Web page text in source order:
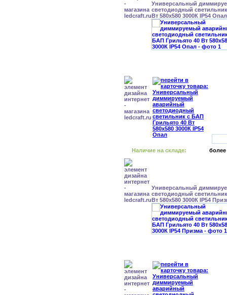
Универсальный
светодиодный
Вт 580x580 3000К IP54 Опал
Наличие на складе: более
Универсальный
светодиодный
Вт 580x580 3000К IP54